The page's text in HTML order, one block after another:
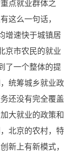
点就业群体之
这么一句话，
增速快于城镇居
京市农民的就业
了一个整体的提
统筹城乡就业政
还没有完全覆盖
大就业的政策和
北京的农村，特
新上有新模式，